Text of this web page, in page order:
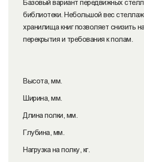
Базовый вариант передвижных
библиотеки. Небольшой вес
хранилища книг позволяет снизить
перекрытия и требования к полам.
Высота, мм.
Ширина, мм.
Длина полки, мм.
Глубина, мм.
Нагрузка на полку, кг.